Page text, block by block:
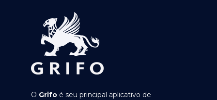
O Grifo é seu principal aplicativo de